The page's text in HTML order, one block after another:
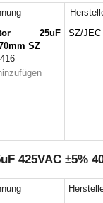
25uF
SZ
SZ/JEC
425VAC ±5%